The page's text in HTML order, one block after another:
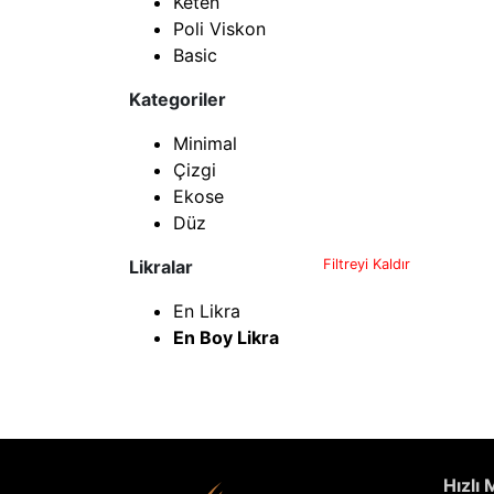
Poli Viskon
Basic
Kategoriler
Minimal
Çizgi
Ekose
Düz
Likralar
Filtreyi Kaldır
En Likra
En Boy Likra
Hızlı